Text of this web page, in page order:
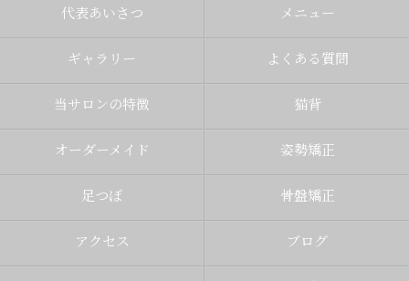
代表あいさつ メニュー
ギャラリー よくある質問
当サロンの特徴 猫背
オーダーメイド 姿勢矯正
足つぼ 骨盤矯正
アクセス ブログ